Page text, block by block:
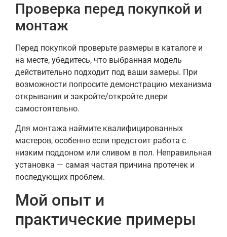
Проверка перед покупкой и
монтаж
Перед покупкой проверьте размеры в каталоге и
на месте, убедитесь, что выбранная модель
действительно подходит под ваши замеры. При
возможности попросите демонстрацию механизма
открывания и закройте/откройте двери
самостоятельно.
Для монтажа наймите квалифицированных
мастеров, особенно если предстоит работа с
низким поддоном или сливом в пол. Неправильная
установка — самая частая причина протечек и
последующих проблем.
Мой опыт и
практические примеры